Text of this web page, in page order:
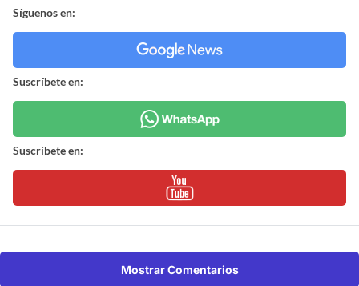
Síguenos en:
Suscríbete en:
Suscríbete en:
Mostrar Comentarios